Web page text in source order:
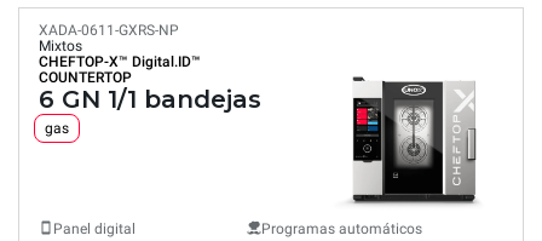
XADA-0611-GXRS-NP
Mixtos
CHEFTOP-X™ Digital.ID™
COUNTERTOP
6 GN 1/1 bandejas
gas
Panel digital
Programas automáticos